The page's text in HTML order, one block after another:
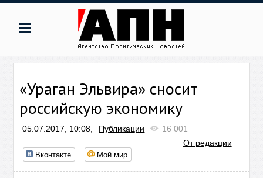
«Ураган Эльвира» сносит
российскую экономику
05.07.2017, 10:08, Публикации
16 001
От редакции
Вконтакте Мой мир